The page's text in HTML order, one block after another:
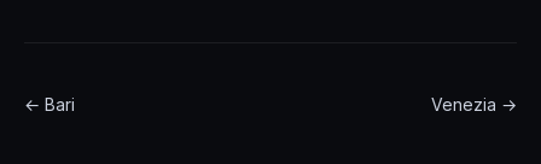
← Bari Venezia →